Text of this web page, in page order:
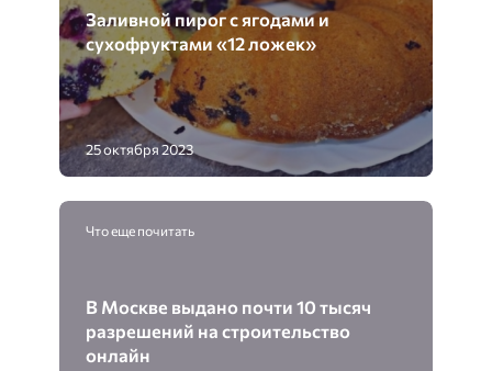
Заливной пирог с ягодами и
сухофруктами «12 ложек»
25 октября 2023
Что еще почитать
В Москве выдано почти 10 тысяч
разрешений на строительство
онлайн